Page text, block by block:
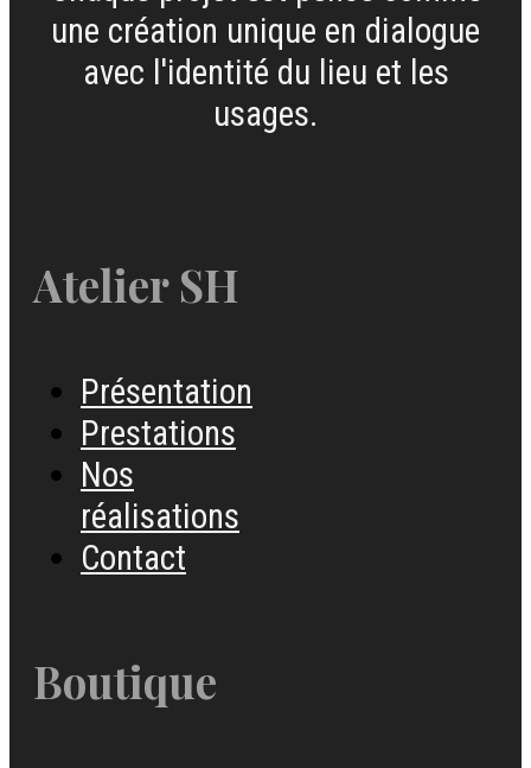
une création unique en dialogue
avec l'identité du lieu et les
usages.
Atelier SH
Présentation
Prestations
Nos
réalisations
Contact
Boutique